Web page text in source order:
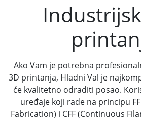
Ako Vam je potrebna
3D printanja, Hladni Val je
će kvalitetno odraditi posao.
uređaje koji rade na principu
Fabrication) i CFF (Continuous